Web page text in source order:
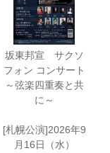
坂東邦宣 サクソ
フォン コンサート
～弦楽四重奏と共
に～
[札幌公演]2026年9
月16日（水）